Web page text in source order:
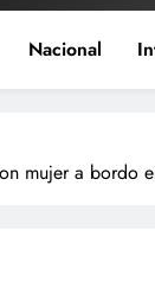
Nacional
mujer a